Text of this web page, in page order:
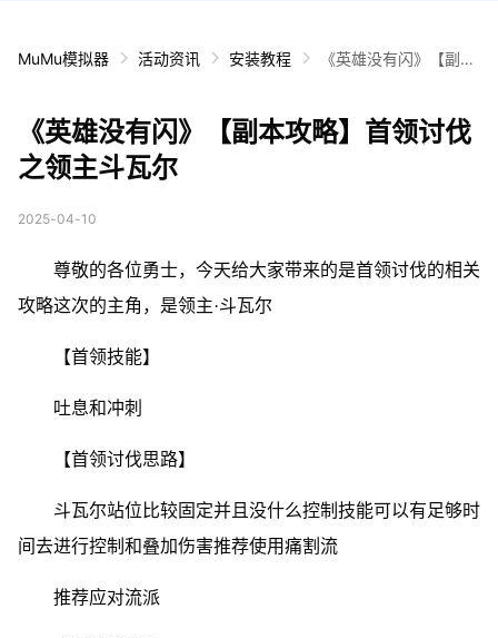
MuMu模拟器 活动资讯 安装教程
《英雄没有闪》【副本
《英雄没有闪》【副本攻略】首领讨伐
之领主斗瓦尔
2025-04-10
尊敬的各位勇士，今天给大家带来的是首领讨伐的相关
攻略这次的主角，是领主·斗瓦尔
【首领技能】
吐息和冲刺
【首领讨伐思路】
斗瓦尔站位比较固定并且没什么控制技能可以有足够时
间去进行控制和叠加伤害推荐使用痛割流
推荐应对流派